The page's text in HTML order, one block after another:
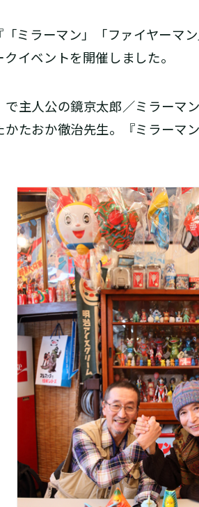
ラーマン」「ファイヤーマ
イベントを開催しました。
主人公の鏡京太郎／ミラーマ
たおか徹治先生。『ミラーマ